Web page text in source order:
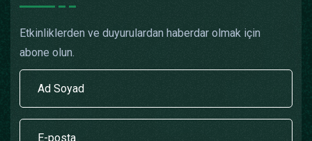
Etkinliklerden ve duyurulardan haberdar olmak için
abone olun.